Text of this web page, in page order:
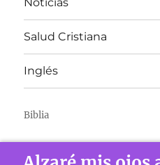
Salud Cristiana
Inglés
Biblia